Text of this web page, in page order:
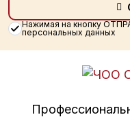
Нажимая на кнопку
персональных данных